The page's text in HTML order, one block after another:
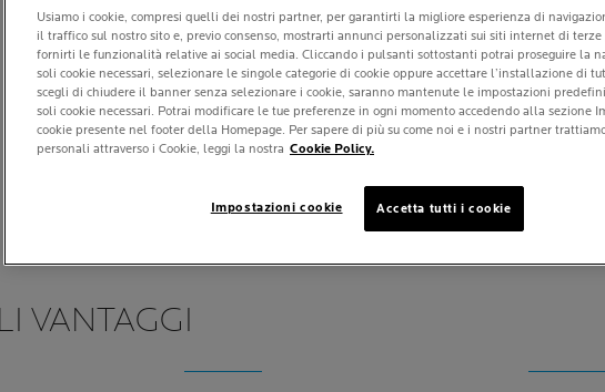
Pannello successivo
Agisce senza
traspirazione.
Testato sotto
*Survey sul mercato skin-care
Gennaio e Giugno 2025,
rappresentano più dell'80%
CAPACITÀ
VANTAGGI
Usiamo i cookie, compresi quelli dei nostri partner, per garantirti la migliore esperienza di
il traffico sul nostro sito e, previo consenso, mostrarti annunci personalizzati sui siti internet di
fornirti le funzionalità relative ai social media. Cliccando i pulsanti sottostanti potrai proseguire la
soli cookie necessari, selezionare le singole categorie di cookie oppure accettare l’installazione di
scegli di chiudere il banner senza selezionare i cookie, saranno mantenute le impostazioni
soli cookie necessari. Potrai modificare le tue preferenze in ogni momento accedendo alla sezione
cookie presente nel footer della Homepage. Per sapere di più su come noi e i nostri partner
personali attraverso i Cookie, leggi la nostra Cookie Policy.
Impostazioni cookie Accetta tutti i cookie